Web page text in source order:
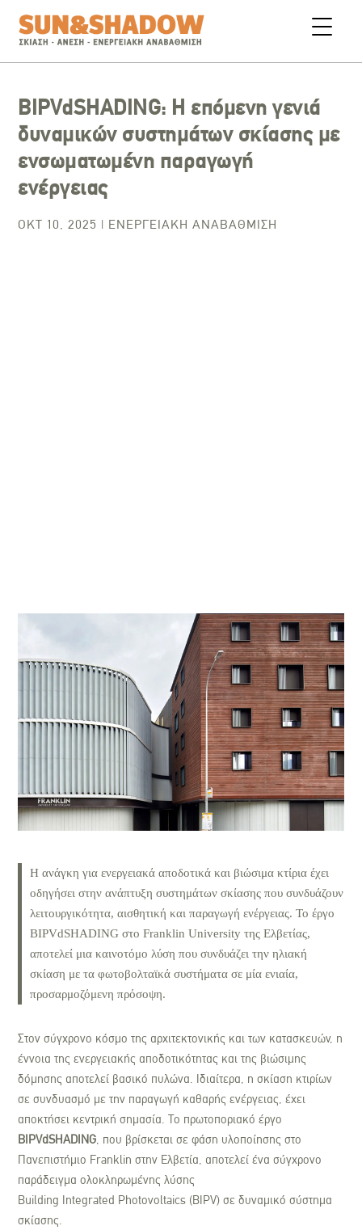
BIPVdSHADING: Η επόμενη γενιά
δυναμικών συστημάτων σκίασης με
ενσωματωμένη παραγωγή
ενέργειας
ΟΚΤ 10, 2025 | ΕΝΕΡΓΕΙΑΚΉ ΑΝΑΒΆΘΜΙΣΗ
Η ανάγκη για ενεργειακά αποδοτικά και βιώσιμα κτίρια έχει
οδηγήσει στην ανάπτυξη συστημάτων σκίασης που συνδυάζουν
λειτουργικότητα, αισθητική και παραγωγή ενέργειας. Το έργο
BIPVdSHADING στο Franklin University της Ελβετίας,
αποτελεί μια καινοτόμο λύση που συνδυάζει την ηλιακή
σκίαση με τα φωτοβολταϊκά συστήματα σε μία ενιαία,
προσαρμοζόμενη πρόσοψη.
Στον σύγχρονο κόσμο της αρχιτεκτονικής και των κατασκευών, η
έννοια της ενεργειακής αποδοτικότητας και της βιώσιμης
δόμησης αποτελεί βασικό πυλώνα. Ιδιαίτερα, η σκίαση κτιρίων
σε συνδυασμό με την παραγωγή καθαρής ενέργειας, έχει
αποκτήσει κεντρική σημασία. Το πρωτοποριακό έργο
BIPVdSHADING, που βρίσκεται σε φάση υλοποίησης στο
Πανεπιστήμιο Franklin στην Ελβετία, αποτελεί ένα σύγχρονο
παράδειγμα ολοκληρωμένης λύσης
Building Integrated Photovoltaics (BIPV) σε δυναμικό σύστημα
σκίασης.